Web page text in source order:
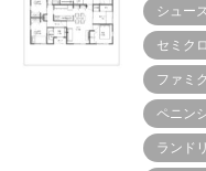
シュー
セミク
ファミ
ペニン
ランド